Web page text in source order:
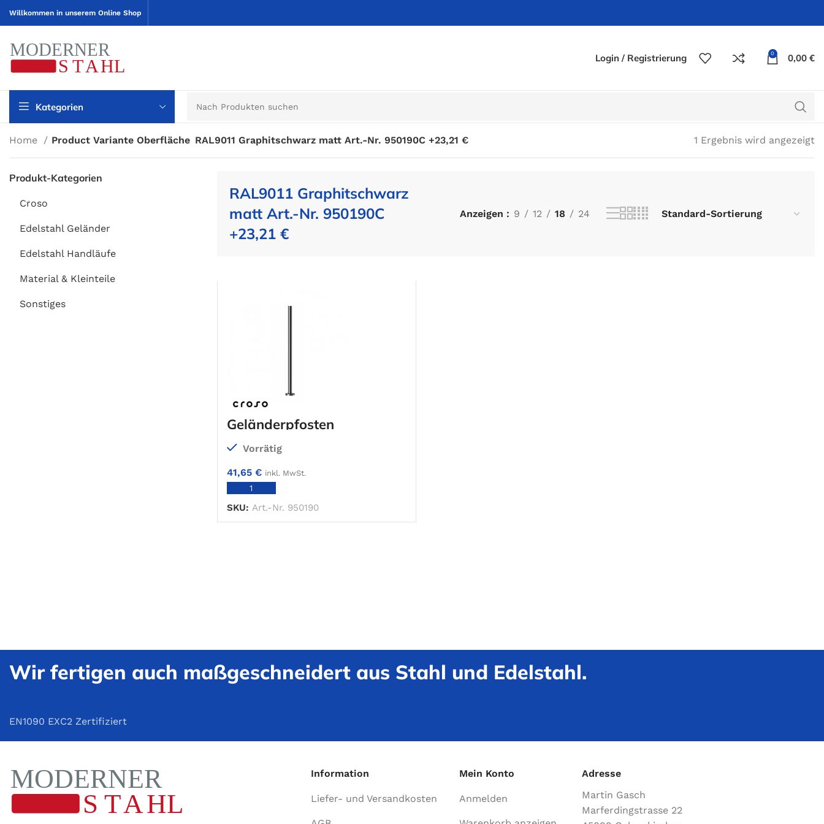
Willkommen in unserem Online Shop
Login / Registrierung 0 0,00 €
Kategorien
Home Product Variante Oberfläche RAL9011 Graphitschwarz matt Art.-Nr. 950190C +23,21 € 1 Ergebnis wird angezeigt
Produkt-Kategorien
Croso
Edelstahl Geländer
Edelstahl Handläufe
Material & Kleinteile
Sonstiges
RAL9011 Graphitschwarz
matt Art.-Nr. 950190C
+23,21 €
Anzeigen 9 12 18 24
Geländerpfosten
Vorrätig
41,65 € inkl. MwSt.
SKU: Art.-Nr. 950190
Wir fertigen auch maßgeschneidert aus Stahl und Edelstahl.
EN1090 EXC2 Zertifiziert
Information
Liefer- und Versandkosten
Mein Konto
Anmelden
Adresse
Martin Gasch
Marferdingstrasse 22